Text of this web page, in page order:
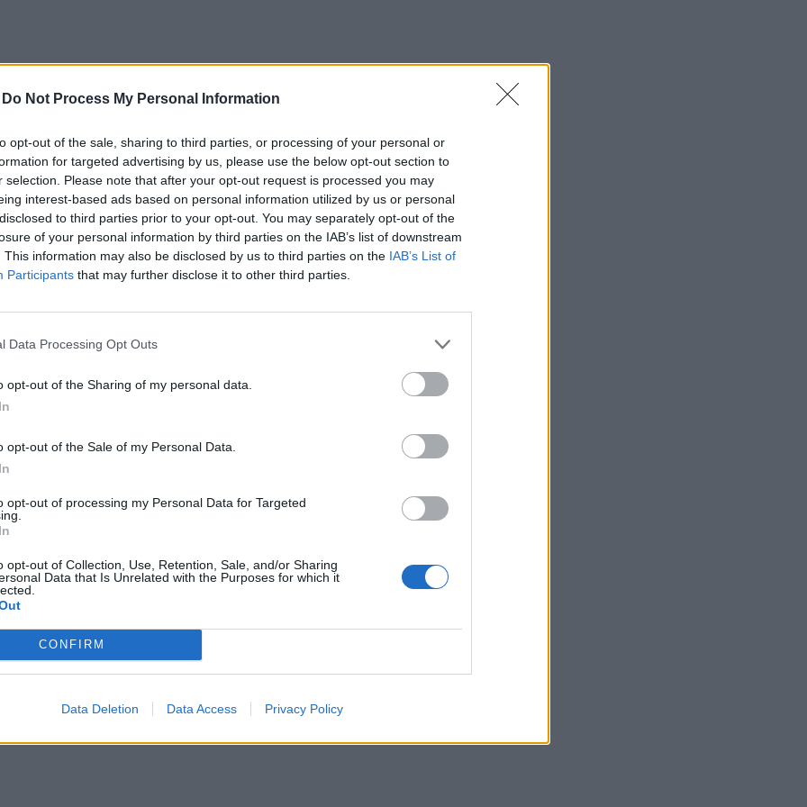
Do Not Process My Personal Information
opt-out of the sale, sharing to third parties, or processing of your personal or
for targeted advertising by us, please use the below opt-out section to
selection. Please note that after your opt-out request is processed you may
interest-based ads based on personal information utilized by us or personal
to third parties prior to your opt-out. You may separately opt-out of the
of your personal information by third parties on the IAB’s list of downstream
This information may also be disclosed by us to third parties on the IAB’s List of
Participants that may further disclose it to other third parties.
Data Processing Opt Outs
opt-out of the Sharing of my personal data.
opt-out of the Sale of my Personal Data.
opt-out of processing my Personal Data for Targeted
opt-out of Collection, Use, Retention, Sale, and/or Sharing
Data that Is Unrelated with the Purposes for which it
CONFIRM
Data Deletion Data Access Privacy Policy